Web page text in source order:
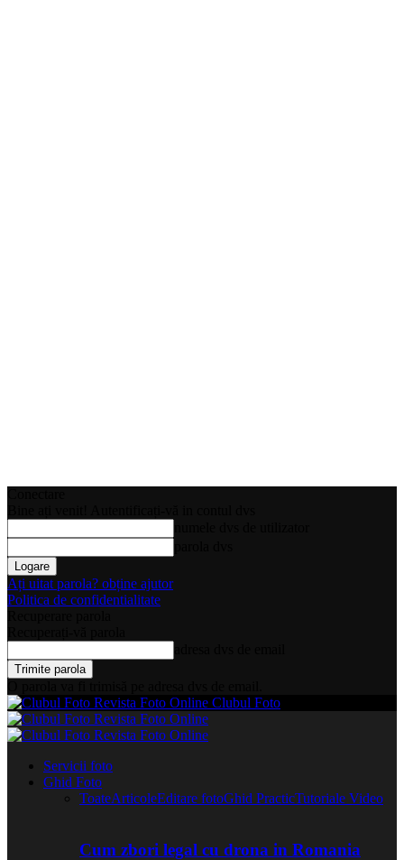
Ați uitat parola? obține ajutor
Politica de confidentialitate
Clubul Foto
Servicii foto
Ghid Foto
ToateArticoleEditare fotoGhid PracticTutoriale Video
Cum zbori legal cu drona in Romania